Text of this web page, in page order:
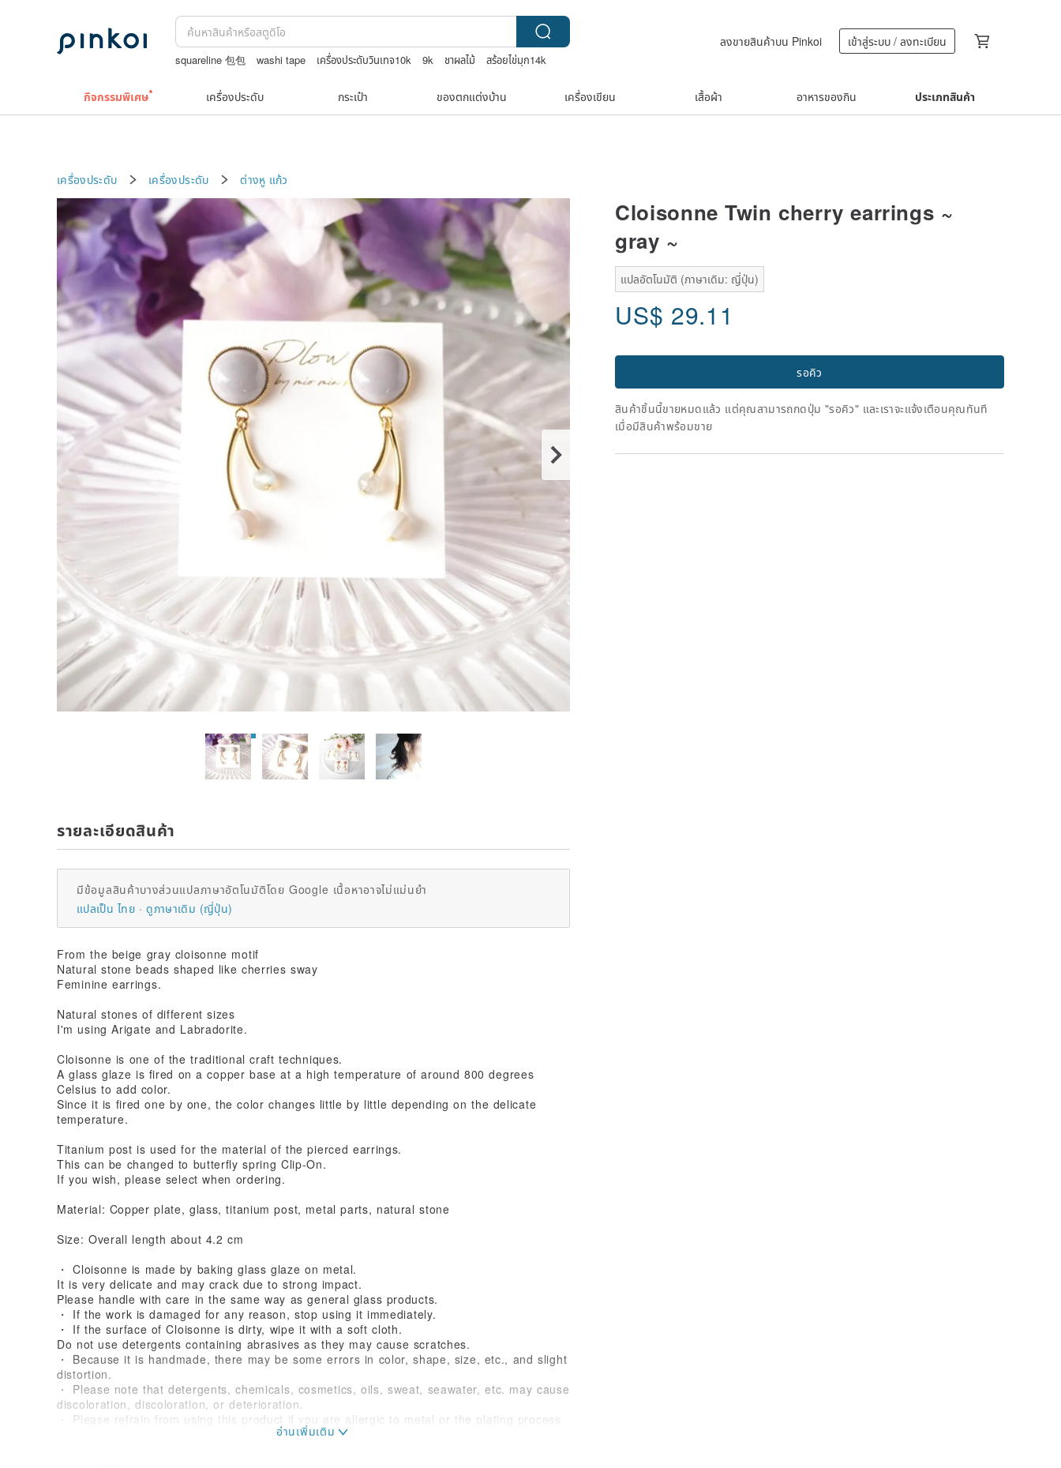
squareline 包包 washi tape เครื่องประดับวินเทจ10k 9k ชาผลไม้
สร้อยไข่มุก14k
ลงขายสินค้าบน Pinkoi เข้าสู่ระบบ / ลงทะเบียน
กิจกรรมพิเศษ เครื่องประดับ กระเป๋า ของตกแต่งบ้าน เครื่องเขียน เสื้อผ้า อาหารของกิน ประเภทสินค้า
เครื่องประดับ เครื่องประดับ ต่างหู แก้ว
Cloisonne Twin cherry earrings ~
gray ~
แปลอัตโนมัติ (ภาษาเดิม: ญี่ปุ่น)
US$ 29.11
รอคิว
สินค้าชิ้นนี้ขายหมดแล้ว แต่คุณสามารถกดปุ่ม "รอคิว" และเราจะแจ้งเตือนคุณทันที
เมื่อมีสินค้าพร้อมขาย
รายละเอียดสินค้า
มีข้อมูลสินค้าบางส่วนแปลภาษาอัตโนมัติโดย Google เนื้อหาอาจไม่แม่นยำ
แปลเป็น ไทย
ดูภาษาเดิม (ญี่ปุ่น)
From the beige gray cloisonne motif
Natural stone beads shaped like cherries sway
Feminine earrings.
Natural stones of different sizes
I'm using Arigate and Labradorite.
Cloisonne is one of the traditional craft techniques.
A glass glaze is fired on a copper base at a high temperature of around 800 degrees
Celsius to add color.
Since it is fired one by one, the color changes little by little depending on the delicate
temperature.
Titanium post is used for the material of the pierced earrings.
This can be changed to butterfly spring Clip-On.
If you wish, please select when ordering.
Material: Copper plate, glass, titanium post, metal parts, natural stone
Size: Overall length about 4.2 cm
・ Cloisonne is made by baking glass glaze on metal.
It is very delicate and may crack due to strong impact.
Please handle with care in the same way as general glass products.
・ If the work is damaged for any reason, stop using it immediately.
・ If the surface of Cloisonne is dirty, wipe it with a soft cloth.
Do not use detergents containing abrasives as they may cause scratches.
・ Because it is handmade, there may be some errors in color, shape, size, etc., and slight
distortion.
・ Please note that detergents, chemicals, cosmetics, oils, sweat, seawater, etc. may cause
discoloration, discoloration, or deterioration.
・ Please refrain from using this product if you are allergic to metal or the plating process